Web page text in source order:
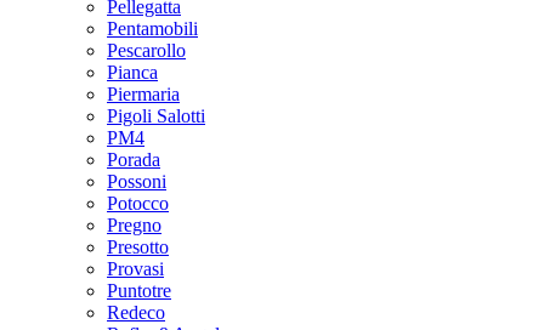
Pellegatta
Pentamobili
Pescarollo
Pianca
Piermaria
Pigoli Salotti
PM4
Porada
Possoni
Potocco
Pregno
Presotto
Provasi
Puntotre
Redeco